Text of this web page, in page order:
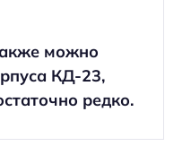
можно
КД-23,
редко.